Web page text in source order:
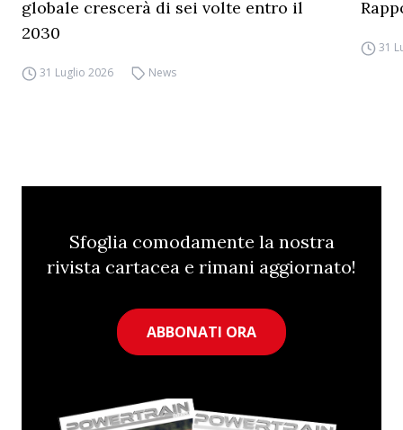
globale crescerà di sei volte entro il
2030
31 Luglio 2026 News
31
Sfoglia comodamente la nostra
rivista cartacea e rimani aggiornato!
ABBONATI ORA